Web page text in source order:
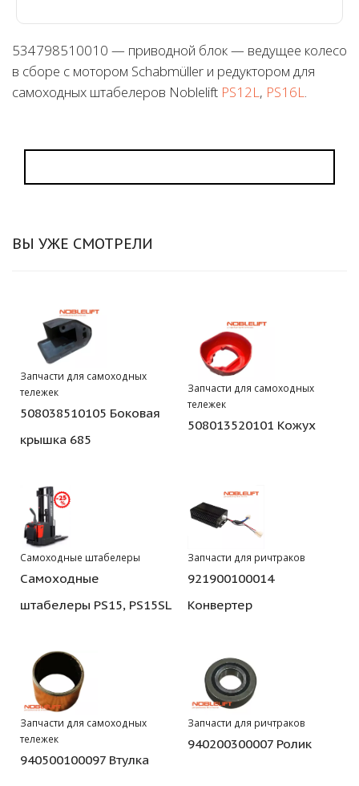
534798510010 — приводной блок — ведущее колесо
в сборе с мотором Schabmüller и редуктором для
самоходных штабелеров Noblelift PS12L, PS16L.
ВЫ УЖЕ СМОТРЕЛИ
Запчасти для самоходных
тележек
508038510105 Боковая
крышка 685
Запчасти для самоходных
тележек
508013520101 Кожух
Самоходные штабелеры
Самоходные
штабелеры PS15, PS15SL
Запчасти для ричтраков
921900100014
Конвертер
Запчасти для самоходных
тележек
940500100097 Втулка
Запчасти для ричтраков
940200300007 Ролик